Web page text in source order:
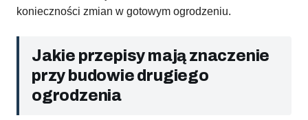
konieczności zmian w gotowym ogrodzeniu.
Jakie przepisy mają znaczenie
przy budowie drugiego
ogrodzenia